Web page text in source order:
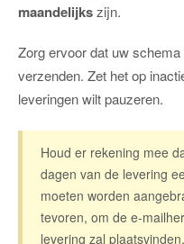
maandelijkszijn.
Zorg ervoor dat uw schema
verzenden. Zet het op
leveringen wilt pauzeren.
Houd er rekening mee
dagen van de levering
moeten worden
tevoren, om de e-
levering zal